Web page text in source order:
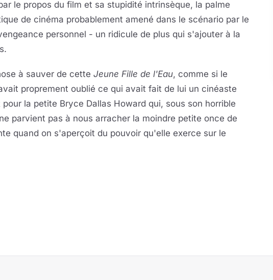
le propos du film et sa stupidité intrinsèque, la palme
de cinéma probablement amené dans le scénario par le
personnel - un ridicule de plus qui s'ajouter à la
à sauver de cette Jeune Fille de l'Eau, comme si le
proprement oublié ce qui avait fait de lui un cinéaste
la petite Bryce Dallas Howard qui, sous son horrible
parvient pas à nous arracher la moindre petite once de
quand on s'aperçoit du pouvoir qu'elle exerce sur le